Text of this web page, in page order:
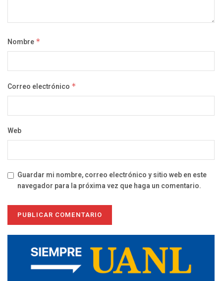
Nombre *
Correo electrónico *
Web
Guardar mi nombre, correo electrónico y sitio web en este
navegador para la próxima vez que haga un comentario.